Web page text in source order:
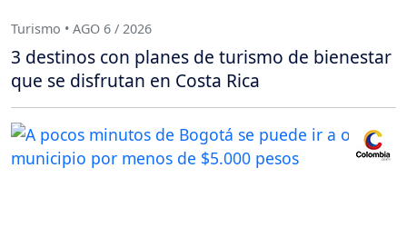
Turismo • AGO 6 / 2026
3 destinos con planes de turismo de bienestar
que se disfrutan en Costa Rica